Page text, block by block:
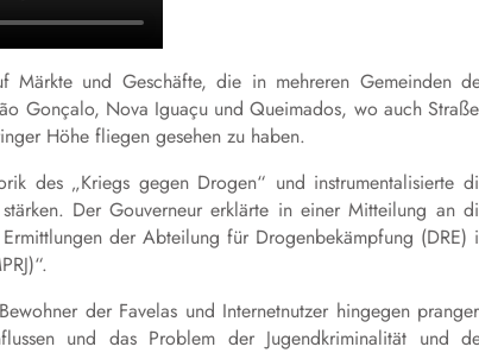
Märkte und Geschäfte, die in mehreren Gemeinden
Gonçalo, Nova Iguaçu und Queimados, wo auch
Höhe fliegen gesehen zu haben.
des „Kriegs gegen Drogen“ und instrumentalisierte
Der Gouverneur erklärte in einer Mitteilung an
der Abteilung für Drogenbekämpfung (DRE)
der Favelas und Internetnutzer hingegen
und das Problem der Jugendkriminalität und